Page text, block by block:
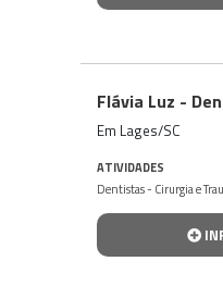
Flávia Luz -
Em Lages/SC
ATIVIDADES
Dentistas - Cirurgia e